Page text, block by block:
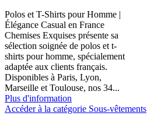
Polos et T-Shirts pour Homme |
Élégance Casual en France
Chemises Exquises présente sa
sélection soignée de polos et t-
shirts pour homme, spécialement
adaptée aux clients français.
Disponibles à Paris, Lyon,
Marseille et Toulouse, nos 34...
Plus d'information
Accéder à la catégorie Sous-vêtements